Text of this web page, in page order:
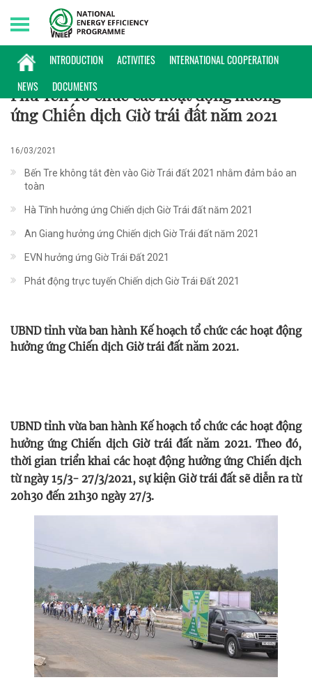
INTRODUCTION ACTIVITIES
INTERNATIONAL COOPERATION
NEWS
DOCUMENTS
Thursday, 06/08/2026 | 23:11 GMT+7
60+
Phú Yên Tổ chức các hoạt động hưởng
ứng Chiến dịch Giờ trái đất năm 2021
16/03/2021
Bến Tre không tắt đèn vào Giờ Trái đất 2021 nhằm đảm bảo an
toàn
Hà Tĩnh hưởng ứng Chiến dịch Giờ Trái đất năm 2021
An Giang hưởng ứng Chiến dịch Giờ Trái đất năm 2021
EVN hưởng ứng Giờ Trái Đất 2021
Phát động trực tuyến Chiến dịch Giờ Trái Đất 2021
UBND tỉnh vừa ban hành Kế hoạch tổ chức các hoạt động
hưởng ứng Chiến dịch Giờ trái đất năm 2021.
UBND tỉnh vừa ban hành Kế hoạch tổ chức các hoạt động
hưởng ứng Chiến dịch Giờ trái đất năm 2021. Theo đó,
thời gian triển khai các hoạt động hưởng ứng Chiến dịch
từ ngày 15/3- 27/3/2021, sự kiện Giờ trái đất sẽ diễn ra từ
20h30 đến 21h30 ngày 27/3.